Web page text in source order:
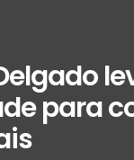
para